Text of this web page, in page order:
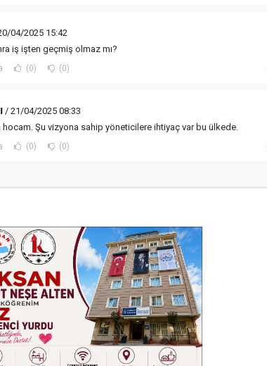
04/2025 15:42
iş işten geçmiş olmaz mı?
(0) (0)
/ 21/04/2025 08:33
hocam. Şu vizyona sahip yöneticilere ihtiyaç var bu ülkede.
(0) (0)